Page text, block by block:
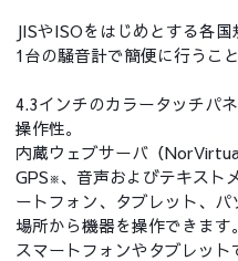
JISやISOをはじめとする各
1台の騒音計で簡便に行うこ
4.3インチのカラータッチパ
操作性。
内蔵ウェブサーバ（
GPS※ 、音声およびテキスト
ートフォン、タブレット、
場所から機器を操作できます。
スマートフォンやタブレット